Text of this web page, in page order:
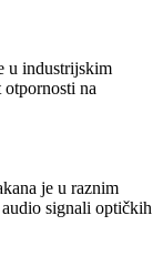
u industrijskim
otpornosti na
je u raznim
signali optičkih